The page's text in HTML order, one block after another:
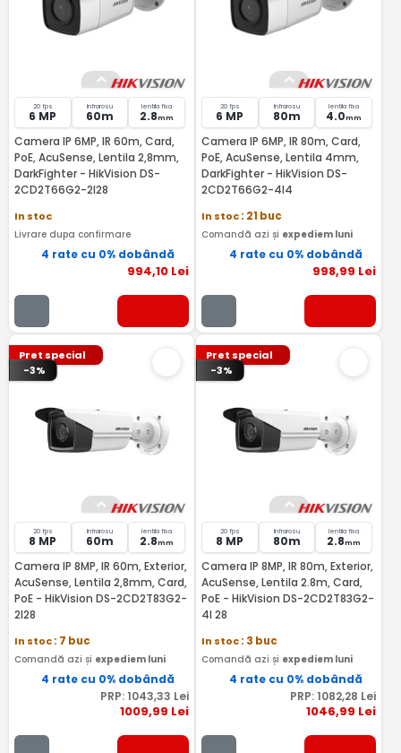
20 fps
6 MP
Infrarosu
60m
lentila fixa
2.8mm
Camera IP 6MP, IR 60m, Card,
PoE, AcuSense, Lentila 2,8mm,
DarkFighter - HikVision DS-
2CD2T66G2-2I28
In stoc
Livrare dupa confirmare
4 rate cu 0% dobândă
994,10Lei
20 fps
6 MP
Infrarosu
80m
lentila fixa
4.0mm
Camera IP 6MP, IR 80m, Card,
PoE, AcuSense, Lentila 4mm,
DarkFighter - HikVision DS-
2CD2T66G2-4I4
In stoc: 21 buc
Comandă azi și expediem luni
4 rate cu 0% dobândă
998,99 Lei
Pret special
-3%
20 fps
8 MP
Infrarosu
60m
lentila fixa
2.8mm
Camera IP 8MP, IR 60m, Exterior,
AcuSense, Lentila 2,8mm, Card,
PoE - HikVision DS-2CD2T83G2-
2I28
In stoc: 7 buc
Comandă azi și expediem luni
4 rate cu 0% dobândă
PRP: 1043,33 Lei
1009,99 Lei
Pret special
-3%
20 fps
8 MP
Infrarosu
80m
lentila fixa
2.8mm
Camera IP 8MP, IR 80m, Exterior,
AcuSense, Lentila 2.8m, Card,
PoE - HikVision DS-2CD2T83G2-
4I 28
In stoc: 3 buc
Comandă azi și expediem luni
4 rate cu 0% dobândă
PRP: 1082,28 Lei
1046,99 Lei